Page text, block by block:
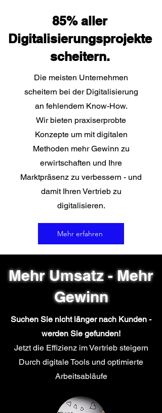
85% aller
Digitalisierungsprojekte
scheitern.
Die meisten Unternehmen
scheitern bei der Digitalisierung
an fehlendem Know-How.
Wir bieten praxiserprobte
Konzepte um mit digitalen
Methoden mehr Gewinn zu
erwirtschaften und Ihre
Marktpräsenz zu verbessern - und
damit Ihren Vertrieb zu
digitalisieren.
Mehr erfahren
Mehr Umsatz - Mehr
Gewinn
Suchen Sie nicht länger nach Kunden -
werden Sie gefunden!
Jetzt die Effizienz im Vertrieb steigern
Durch digitale Tools und optimierte
Arbeitsabläufe